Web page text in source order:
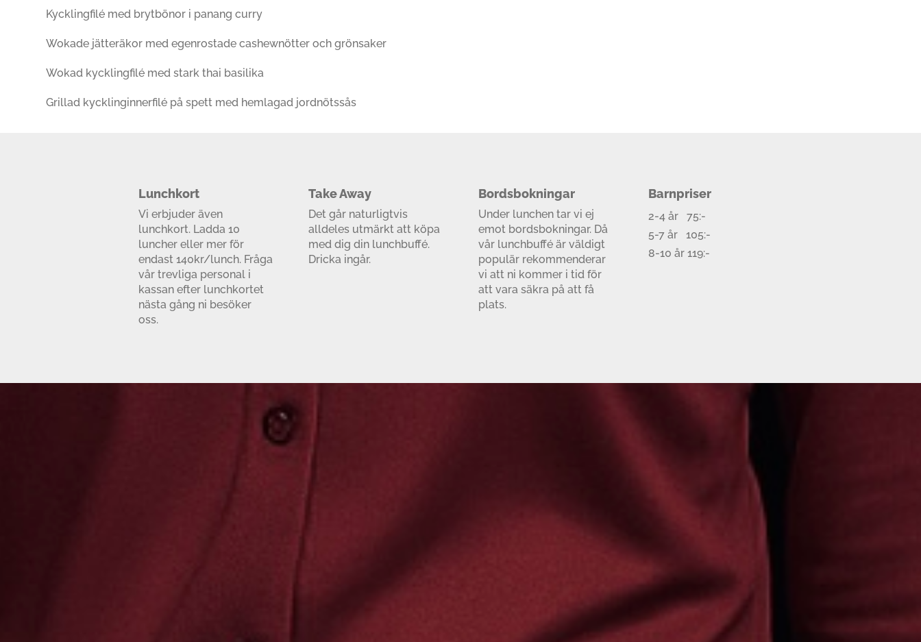
Kycklingfilé med brytbönor i panang curry
Wokade jätteräkor med egenrostade cashewnötter och grönsaker
Wokad kycklingfilé med stark thai basilika
Grillad kycklinginnerfilé på spett med hemlagad jordnötssås
Lunchkort
Vi erbjuder även
lunchkort. Ladda 10
luncher eller mer för
endast 140kr/lunch. Fråga
vår trevliga personal i
kassan efter lunchkortet
nästa gång ni besöker
oss.
Take Away
Det går naturligtvis
alldeles utmärkt att köpa
med dig din lunchbuffé.
Dricka ingår.
Bordsbokningar
Under lunchen tar vi ej
emot bordsbokningar. Då
vår lunchbuffé är väldigt
populär rekommenderar
vi att ni kommer i tid för
att vara säkra på att få
plats.
Barnpriser
2-4 år 75:-
5-7 år 105:-
8-10 år 119:-